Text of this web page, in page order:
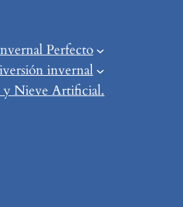
Perfecto
invernal
y Nieve Artificial.